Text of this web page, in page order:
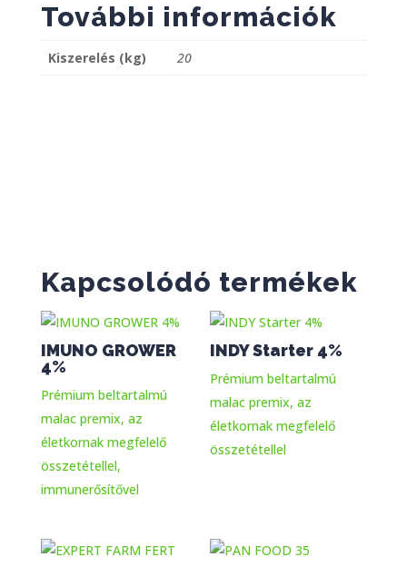
További információk
Kiszerelés (kg) 20
Kapcsolódó termékek
IMUNO GROWER
4%
Prémium beltartalmú
malac premix, az
életkornak megfelelő
összetétellel,
immunerősítővel
INDY Starter 4%
Prémium beltartalmú
malac premix, az
életkornak megfelelő
összetétellel